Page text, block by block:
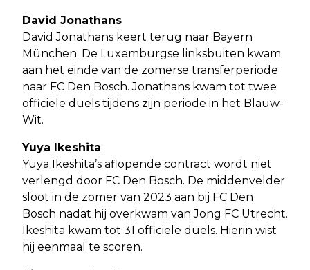
David Jonathans
David Jonathans keert terug naar Bayern
München. De Luxemburgse linksbuiten kwam
aan het einde van de zomerse transferperiode
naar FC Den Bosch. Jonathans kwam tot twee
officiële duels tijdens zijn periode in het Blauw-
Wit.
Yuya Ikeshita
Yuya Ikeshita’s aflopende contract wordt niet
verlengd door FC Den Bosch. De middenvelder
sloot in de zomer van 2023 aan bij FC Den
Bosch nadat hij overkwam van Jong FC Utrecht.
Ikeshita kwam tot 31 officiële duels. Hierin wist
hij eenmaal te scoren.